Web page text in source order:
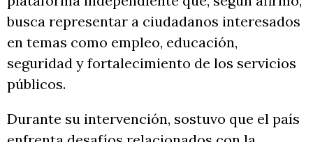
busca representar a ciudadanos interesados
en temas como empleo, educación,
seguridad y fortalecimiento de los servicios
públicos.
Durante su intervención, sostuvo que el país